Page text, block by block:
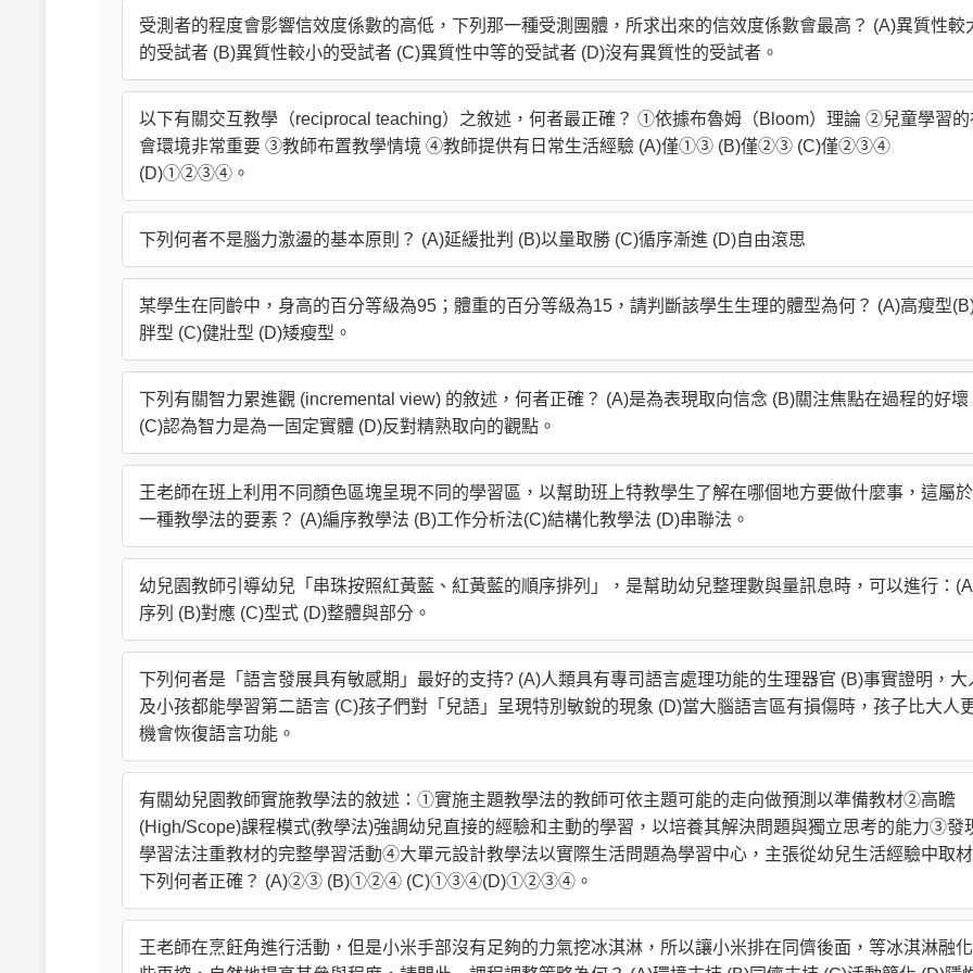
受測者的程度會影響信效度係數的高低，下列那一種受測團體，所求出來的信效度係數會最高？ (A)異質性較
的受試者 (B)異質性較小的受試者 (C)異質性中等的受試者 (D)沒有異質性的受試者。
以下有關交互教學（reciprocal teaching）之敘述，何者最正確？ ①依據布魯姆（Bloom）理論 ②兒童學習的
會環境非常重要 ③教師布置教學情境 ④教師提供有日常生活經驗 (A)僅①③ (B)僅②③ (C)僅②③④
(D)①②③④。
下列何者不是腦力激盪的基本原則？ (A)延緩批判 (B)以量取勝 (C)循序漸進 (D)自由滾思
某學生在同齡中，身高的百分等級為95；體重的百分等級為15，請判斷該學生生理的體型為何？ (A)高瘦型
胖型 (C)健壯型 (D)矮瘦型。
下列有關智力累進觀 (incremental view) 的敘述，何者正確？ (A)是為表現取向信念 (B)關注焦點在過程的好壞
(C)認為智力是為一固定實體 (D)反對精熟取向的觀點。
王老師在班上利用不同顏色區塊呈現不同的學習區，以幫助班上特教學生了解在哪個地方要做什麼事，這屬
一種教學法的要素？ (A)編序教學法 (B)工作分析法(C)結構化教學法 (D)串聯法。
幼兒園教師引導幼兒「串珠按照紅黃藍、紅黃藍的順序排列」，是幫助幼兒整理數與量訊息時，可以進行：
序列 (B)對應 (C)型式 (D)整體與部分。
下列何者是「語言發展具有敏感期」最好的支持? (A)人類具有專司語言處理功能的生理器官 (B)事實證明，大
及小孩都能學習第二語言 (C)孩子們對「兒語」呈現特別敏銳的現象 (D)當大腦語言區有損傷時，孩子比大人
機會恢復語言功能。
有關幼兒園教師實施教學法的敘述：①實施主題教學法的教師可依主題可能的走向做預測以準備教材②高瞻
(High/Scope)課程模式(教學法)強調幼兒直接的經驗和主動的學習，以培養其解決問題與獨立思考的能力③發
學習法注重教材的完整學習活動④大單元設計教學法以實際生活問題為學習中心，主張從幼兒生活經驗中取材
下列何者正確？ (A)②③ (B)①②④ (C)①③④(D)①②③④。
王老師在烹飪角進行活動，但是小米手部沒有足夠的力氣挖冰淇淋，所以讓小米排在同儕後面，等冰淇淋融